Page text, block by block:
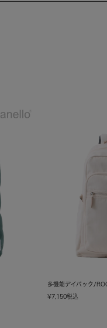
多機能デイパック/
¥7,150税込